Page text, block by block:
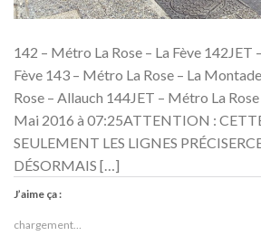
142 – Métro La Rose – La Fève 142JET
Fève 143 – Métro La Rose – La
Rose – Allauch 144JET – Métro La
Mai 2016 à 07:25ATTENTION :
SEULEMENT LES LIGNES
DÉSORMAIS […]
J’aime ça :
chargement…